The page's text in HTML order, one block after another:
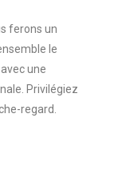
ferons un
le
une
Privilégiez
regard.